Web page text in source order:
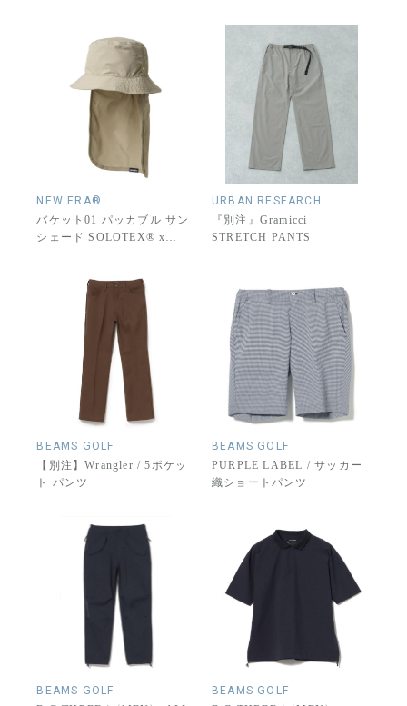
NEW ERA®
バケット01 パッカブル サン
シェード SOLOTEX® x
URBAN RESEARCH
『別注』Gramicci
STRETCH PANTS
BEAMS GOLF
【別注】Wrangler / 5ポケッ
ト パンツ
BEAMS GOLF
PURPLE LABEL / サッカー
織ショートパンツ
BEAMS GOLF
BEAMS GOLF